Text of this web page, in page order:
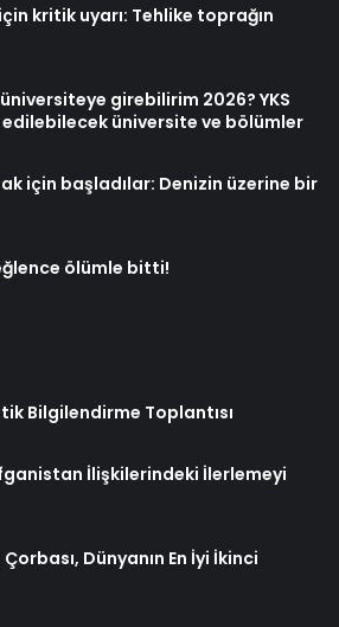
kritik uyarı: Tehlike toprağın
girebilirim 2026? YKS
üniversite ve bölümler
için başladılar: Denizin üzerine bir
ölümle bitti!
Bilgilendirme Toplantısı
İlişkilerindeki İlerlemeyi
Dünyanın En İyi İkinci